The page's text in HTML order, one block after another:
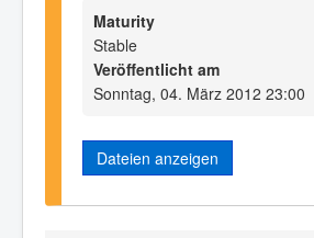
Maturity
Stable
Veröffentlicht am
Sonntag, 04. März 2012 23:00
Dateien anzeigen